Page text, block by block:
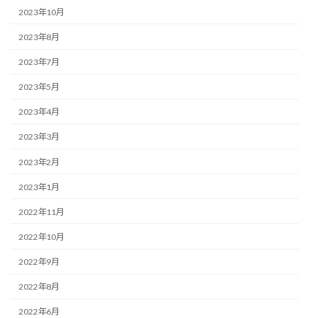
2023年10月
2023年8月
2023年7月
2023年5月
2023年4月
2023年3月
2023年2月
2023年1月
2022年11月
2022年10月
2022年9月
2022年8月
2022年6月